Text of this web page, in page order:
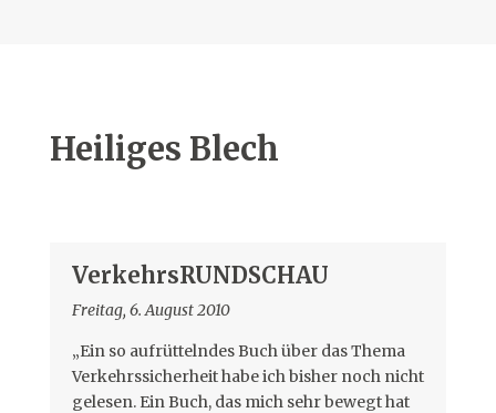
Heiliges Blech
VerkehrsRUNDSCHAU
Freitag, 6. August 2010
„Ein so aufrüttelndes Buch über das Thema
Verkehrssicherheit habe ich bisher noch nicht
gelesen. Ein Buch, das mich sehr bewegt hat